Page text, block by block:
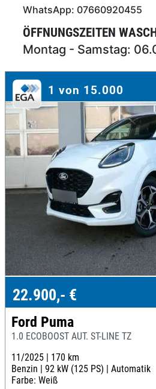
WhatsApp: 07660920455
ÖFFNUNGSZEITEN
Montag - Samstag:
1 von 15.000
22.900,- €
Ford Puma
1.0 ECOBOOST AUT. ST-LINE TZ
11/2025 | 170 km
Benzin | 92 kW (125 PS) | Automatik
Farbe: Weiß